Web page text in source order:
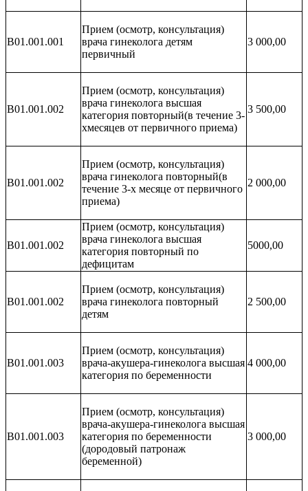
B01.001.001
Прием (осмотр, консультация)
врача гинеколога детям
первичный
3 000,00
В01.001.002
Прием (осмотр, консультация)
врача гинеколога высшая
категория повторный(в течение 3-
хмесяцев от первичного приема)
3 500,00
В01.001.002
Прием (осмотр, консультация)
врача гинеколога повторный(в
течение 3-х месяце от первичного
приема)
2 000,00
В01.001.002
Прием (осмотр, консультация)
врача гинеколога высшая
категория повторный по
дефицитам
5000,00
B01.001.002
Прием (осмотр, консультация)
врача гинеколога повторный
детям
2 500,00
B01.001.003
Прием (осмотр, консультация)
врача-акушера-гинеколога высшая
категория по беременности
4 000,00
B01.001.003
Прием (осмотр, консультация)
врача-акушера-гинеколога высшая
категория по беременности
(дородовый патронаж
беременной)
3 000,00